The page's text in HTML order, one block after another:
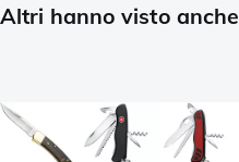
Altri hanno visto anche